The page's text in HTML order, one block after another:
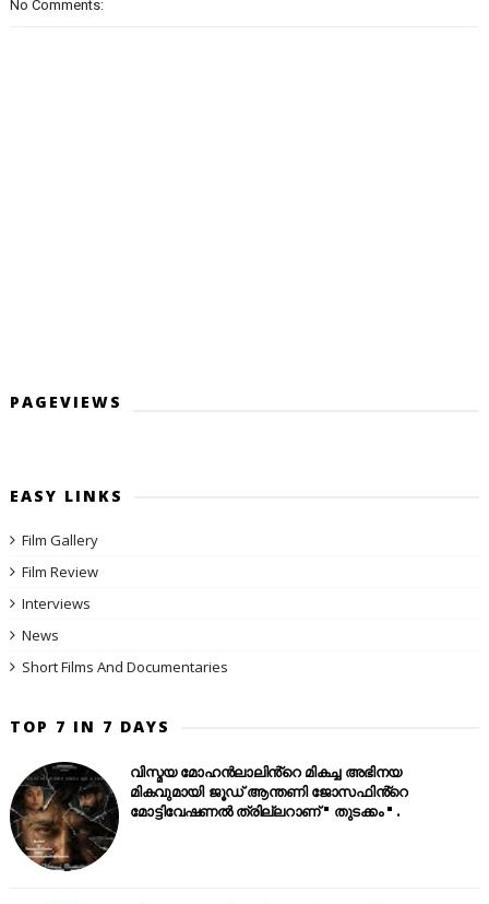
No Comments:
PAGEVIEWS
EASY LINKS
Film Gallery
Film Review
Interviews
News
Short Films And Documentaries
TOP 7 IN 7 DAYS
വിസ്മയ മോഹൻലാലിൻ്റെ മികച്ച അഭിനയ
മികവുമായി ജൂഡ് ആന്തണി ജോസഫിൻ്റെ
മോട്ടിവേഷണൽ ത്രില്ലറാണ് " തുടക്കം " .